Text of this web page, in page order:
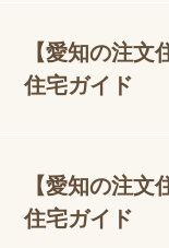
【愛知の注
住宅ガイド
【愛知の注
住宅ガイド